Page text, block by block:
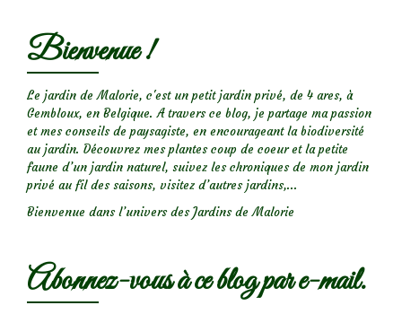
les
sur
toiles
?
Bienvenue !
Le jardin de Malorie, c'est un petit jardin privé, de 4 ares, à
Gembloux, en Belgique. A travers ce blog, je partage ma passion
et mes conseils de paysagiste, en encourageant la biodiversité
au jardin. Découvrez mes plantes coup de coeur et la petite
faune d’un jardin naturel, suivez les chroniques de mon jardin
privé au fil des saisons, visitez d’autres jardins,...
Bienvenue dans l’univers des Jardins de Malorie
Abonnez-vous à ce blog par e-mail.